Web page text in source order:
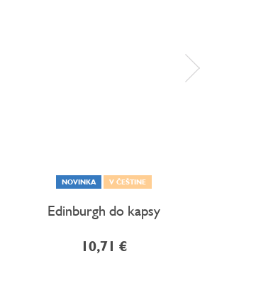
NOVINKA V ČEŠTINE
Edinburgh do kapsy
10,71 €